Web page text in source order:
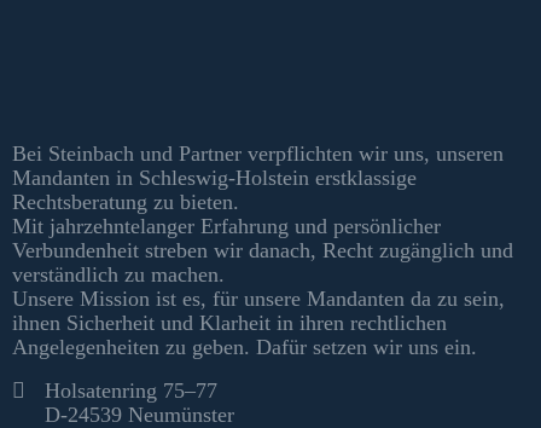
Bei Steinbach und Partner verpflichten wir uns, unseren
Mandanten in Schleswig-Holstein erstklassige
Rechtsberatung zu bieten.
Mit jahrzehntelanger Erfahrung und persönlicher
Verbundenheit streben wir danach, Recht zugänglich und
verständlich zu machen.
Unsere Mission ist es, für unsere Mandanten da zu sein,
ihnen Sicherheit und Klarheit in ihren rechtlichen
Angelegenheiten zu geben. Dafür setzen wir uns ein.
Kontakt
Holsatenring 75–77
D-24539 Neumünster